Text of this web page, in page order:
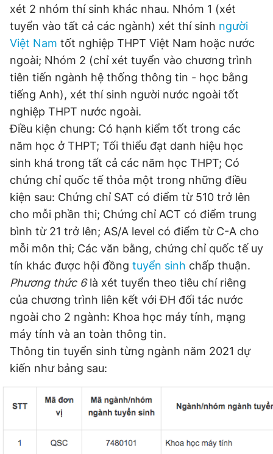
xét 2 nhóm thí sinh khác nhau. Nhóm 1 (xét
tuyển vào tất cả các ngành) xét thí sinh người
Việt Nam tốt nghiệp THPT Việt Nam hoặc nước
ngoài; Nhóm 2 (chỉ xét tuyển vào chương trình
tiên tiến ngành hệ thống thông tin - học bằng
tiếng Anh), xét thí sinh người nước ngoài tốt
nghiệp THPT nước ngoài.
Điều kiện chung: Có hạnh kiểm tốt trong các
năm học ở THPT; Tối thiểu đạt danh hiệu học
sinh khá trong tất cả các năm học THPT; Có
chứng chỉ quốc tế thỏa một trong những điều
kiện sau: Chứng chỉ SAT có điểm từ 510 trở lên
cho mỗi phần thi; Chứng chỉ ACT có điểm trung
bình từ 21 trở lên; AS/A level có điểm từ C-A cho
mỗi môn thi; Các văn bằng, chứng chỉ quốc tế uy
tín khác được hội đồng tuyển sinh chấp thuận.
Phương thức 6là xét tuyển theo tiêu chí riêng
của chương trình liên kết với ĐH đối tác nước
ngoài cho 2 ngành: Khoa học máy tính, mạng
máy tính và an toàn thông tin.
Thông tin tuyển sinh từng ngành năm 2021 dự
kiến như bảng sau: